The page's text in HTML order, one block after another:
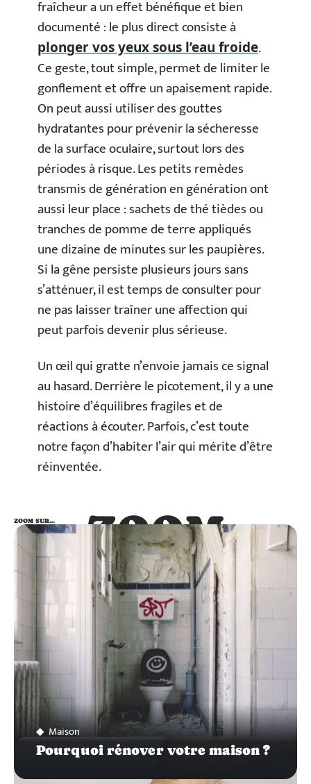
fraîcheur a un effet bénéfique et bien
documenté : le plus direct consiste à
plonger vos yeux sous l’eau froide.
Ce geste, tout simple, permet de limiter le
gonflement et offre un apaisement rapide.
On peut aussi utiliser des gouttes
hydratantes pour prévenir la sécheresse
de la surface oculaire, surtout lors des
périodes à risque. Les petits remèdes
transmis de génération en génération ont
aussi leur place : sachets de thé tièdes ou
tranches de pomme de terre appliqués
une dizaine de minutes sur les paupières.
Si la gêne persiste plusieurs jours sans
s’atténuer, il est temps de consulter pour
ne pas laisser traîner une affection qui
peut parfois devenir plus sérieuse.
Un œil qui gratte n’envoie jamais ce signal
au hasard. Derrière le picotement, il y a une
histoire d’équilibres fragiles et de
réactions à écouter. Parfois, c’est toute
notre façon d’habiter l’air qui mérite d’être
réinventée.
ZOOM
SUR…
ZOOM SUR…
Maison
Pourquoi rénover votre maison ?